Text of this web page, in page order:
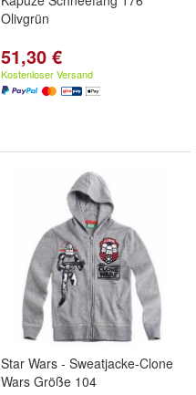
Olivgrün
51,30 €
Kostenloser Versand
Star Wars - Sweatjacke-Clone
Wars Größe 104